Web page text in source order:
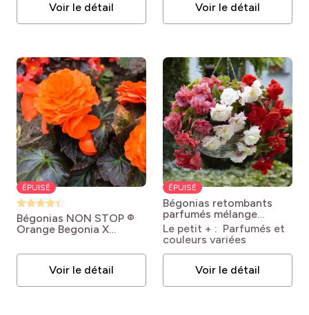
Voir le détail Voir le détail
ÉPUISÉ
Bégonias NON STOP ®
Orange Begonia X
STOP® 'Orange'
Voir le détail
ÉPUISÉ
Bégonias retombants
parfumés mélange
Begonia odorata Mix
Le petit + : Parfumés et
couleurs variées
Voir le détail